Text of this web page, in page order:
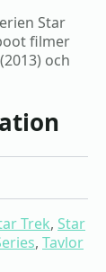
Star
filmer
och
Trek, Star
, Tavlor